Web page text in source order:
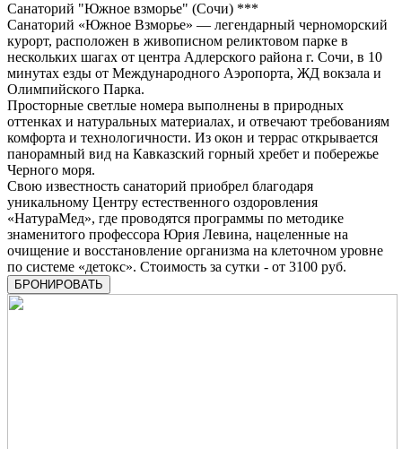
Санаторий "Южное взморье" (Сочи) ***
Санаторий «Южное Взморье» — легендарный черноморский
курорт, расположен в живописном реликтовом парке в
нескольких шагах от центра Адлерского района г. Сочи, в 10
минутах езды от Международного Аэропорта, ЖД вокзала и
Олимпийского Парка.
Просторные светлые номера выполнены в природных
оттенках и натуральных материалах, и отвечают требованиям
комфорта и технологичности. Из окон и террас открывается
панорамный вид на Кавказский горный хребет и побережье
Черного моря.
Свою известность санаторий приобрел благодаря
уникальному Центру естественного оздоровления
«НатураМед», где проводятся программы по методике
знаменитого профессора Юрия Левина, нацеленные на
очищение и восстановление организма на клеточном уровне
по системе «детокс». Стоимость за сутки - от 3100 руб.
БРОНИРОВАТЬ